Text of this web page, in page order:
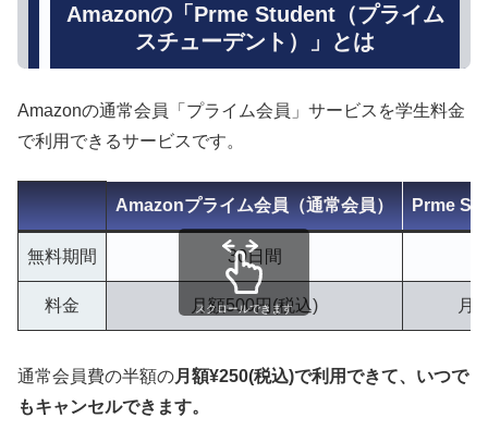
Amazonの「Prme Student（プライム
スチューデント）」とは
Amazonの通常会員「プライム会員」サービスを学生料金
で利用できるサービスです。
Amazonプライム会員（通常会員） Prme
無料期間 30日間
料金 月額500円(税込) 月
スクロールできます
通常会員費の半額の月額¥250(税込)で利用できて、いつで
もキャンセルできます。